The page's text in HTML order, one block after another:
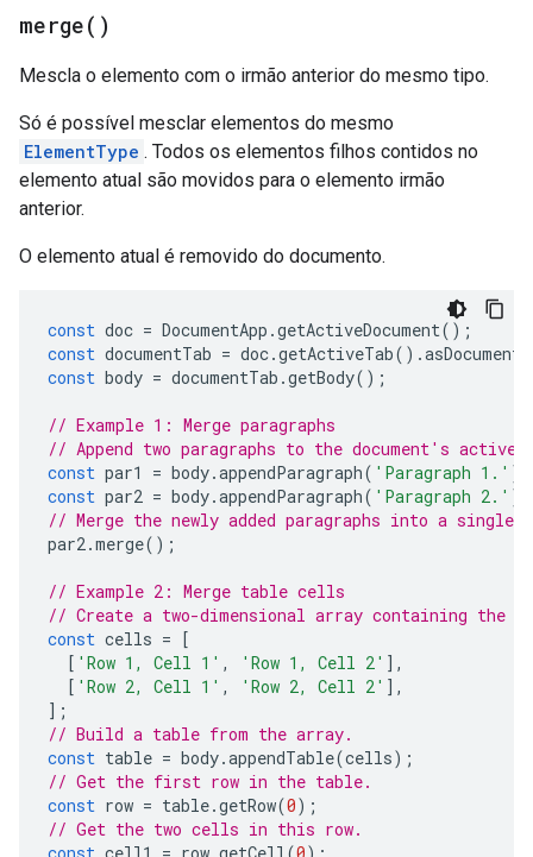
merge( )
Mescla o elemento com o irmão anterior do mesmo tipo.
Só é possível mesclar elementos do mesmo
ElementType . Todos os elementos filhos contidos no
elemento atual são movidos para o elemento irmão
anterior.
O elemento atual é removido do documento.
const doc = DocumentApp .getActiveDocument();
const documentTab = doc.getActiveTab().
const body = documentTab .getBody();
// Example 1: Merge paragraphs
// Append two paragraphs to the document's active
const par1 = body.appendParagraph( 'Paragraph 1.' );
const par2 = body.appendParagraph( 'Paragraph 2.' );
// Merge the newly added paragraphs into a single
par2.merge();
// Example 2: Merge table cells
// Create a two-dimensional array containing the
const cells = [
[ 'Row 1, Cell 1' , 'Row 1, Cell 2' ],
[ 'Row 2, Cell 1' , 'Row 2, Cell 2' ],
];
// Build a table from the array.
const table = body.appendTable(cells);
// Get the first row in the table.
const row = table.getRow(0);
// Get the two cells in this row.